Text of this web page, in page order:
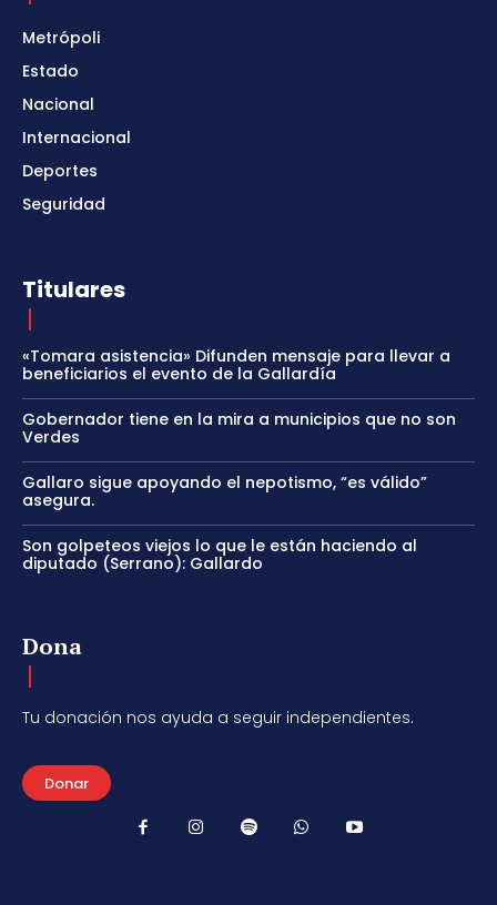
Metrópoli
Estado
Nacional
Internacional
Deportes
Seguridad
Titulares
«Tomara asistencia» Difunden mensaje para llevar a
beneficiarios el evento de la Gallardía
Gobernador tiene en la mira a municipios que no son
Verdes
Gallaro sigue apoyando el nepotismo, “es válido”
asegura.
Son golpeteos viejos lo que le están haciendo al
diputado (Serrano): Gallardo
Dona
Tu donación nos ayuda a seguir independientes.
Donar